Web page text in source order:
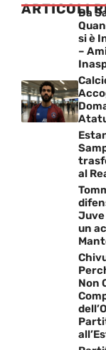
ARTICOLI
Da
si è
–
al
Juve
un
Non